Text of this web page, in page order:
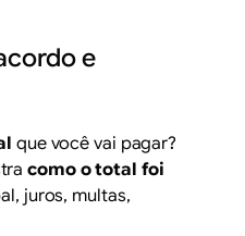
e
que você vai pagar?
como o total foi
juros, multas,